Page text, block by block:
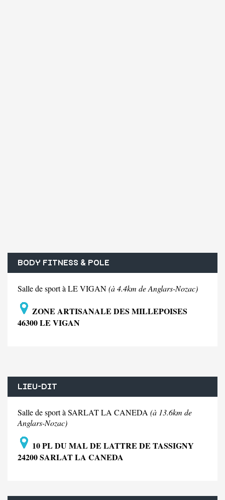
BODY FITNESS & POLE
Salle de sport à LE VIGAN(à 4.4km de Anglars-Nozac)
ZONE ARTISANALE DES MILLEPOISES
46300 LE VIGAN
LIEU-DIT
Salle de sport à SARLAT LA CANEDA (à 13.6km de
Anglars-Nozac)
10 PL DU MAL DE LATTRE DE TASSIGNY
24200 SARLAT LA CANEDA